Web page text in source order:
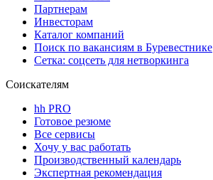
Партнерам
Инвесторам
Каталог компаний
Поиск по вакансиям в Буревестнике
Сетка: соцсеть для нетворкинга
Соискателям
hh PRO
Готовое резюме
Все сервисы
Хочу у вас работать
Производственный календарь
Экспертная рекомендация